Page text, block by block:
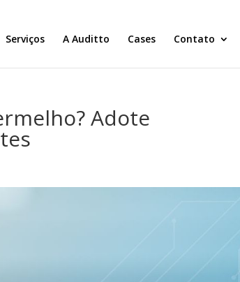
Serviços A Auditto Cases Contato
Adote